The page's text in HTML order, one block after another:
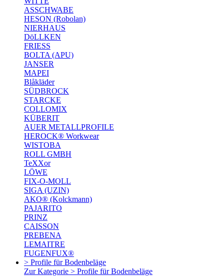
ASSCHWABE
HESON (Robolan)
NIERHAUS
DöLLKEN
FRIESS
BOLTA (APU)
JANSER
MAPEI
Blåkläder
SÜDBROCK
STARCKE
COLLOMIX
KÜBERIT
AUER METALLPROFILE
HEROCK® Workwear
WISTOBA
ROLL GMBH
TeXXor
LÖWE
FIX-O-MOLL
SIGA (UZIN)
AKO® (Kolckmann)
PAJARITO
PRINZ
CAISSON
PREBENA
LEMAITRE
FUGENFUX®
> Profile für Bodenbeläge
Zur Kategorie > Profile für Bodenbeläge